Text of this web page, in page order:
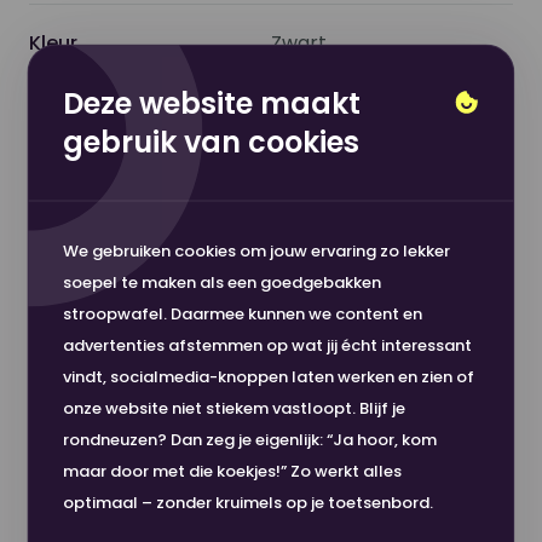
Deze website maakt
gebruik van cookies
We gebruiken cookies om jouw ervaring zo lekker
soepel te maken als een goedgebakken
stroopwafel. Daarmee kunnen we content en
advertenties afstemmen op wat jij écht interessant
vindt, socialmedia-knoppen laten werken en zien of
onze website niet stiekem vastloopt. Blijf je
rondneuzen? Dan zeg je eigenlijk: “Ja hoor, kom
maar door met die koekjes!” Zo werkt alles
optimaal – zonder kruimels op je toetsenbord.
Kleur Zwart
Model naam
Soort Verbruiksartikel Tonercartridge
Aantal afdrukken 38000
Commerciële kleurnaamZwart
CE-markering Ja
Kleur Zwart
Toepassing
Originele Toner
Cartridges
Nou, dit wordt 'm!
Hoge klanttevredenheid
Veilig betalen